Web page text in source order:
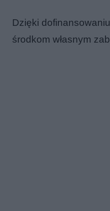
Dzięki
środkom własnym